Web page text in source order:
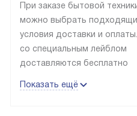
При заказе бытовой
можно выбрать
условия доставки и
со специальным лейблом
доставляются бесплатно
до подъезда, отдельная
Показать ещё